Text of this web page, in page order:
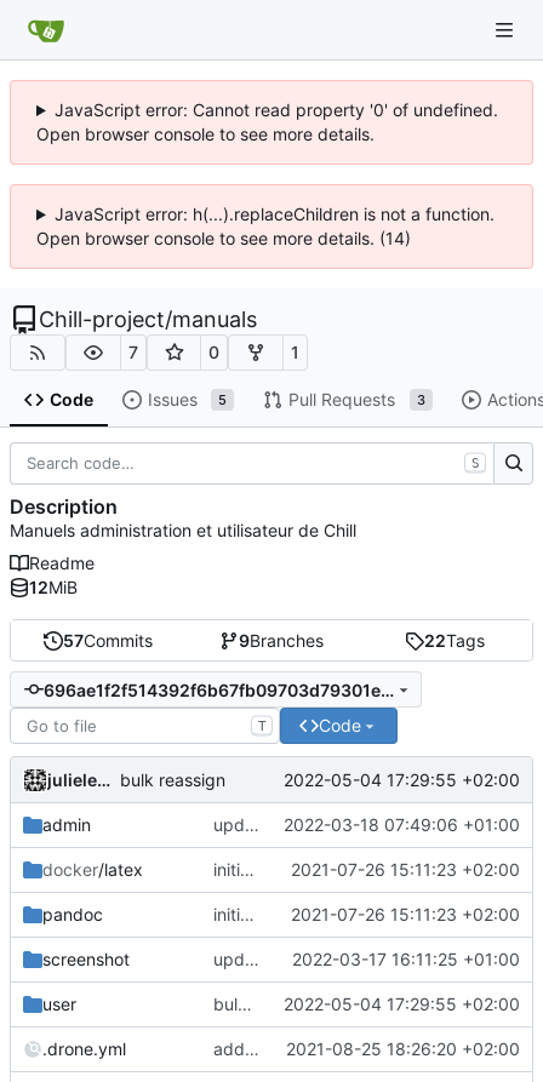
JavaScript error: Cannot read property '0' of undefined.
Open browser console to see more details.
JavaScript error: h(...).replaceChildren is not a function.
Open browser console to see more details. (14)
Chill-project/manuals
7 0 1
Code Issues 5 Pull Requests 3
57Commits 9Branches 22Tags
696ae1f2f514392f6b67fb09703d79301e7b8df2
T Code
julielenaerts bulk reassign 2022-05-04 17:29:55 +02:00
admin update doc admin docgen" 2022-03-18 07:49:06 +01:00
docker/latex initial commit 2021-07-26 15:11:23 +02:00
pandoc initial commit 2021-07-26 15:11:23 +02:00
screenshot upd images 2022-03-17 16:11:25 +01:00
user bulk reassign 2022-05-04 17:29:55 +02:00
.drone.yml add admin manual in same repo 2021-08-25 18:26:20 +02:00
S
Description
Manuels administration et utilisateur de Chill
Readme
12MiB